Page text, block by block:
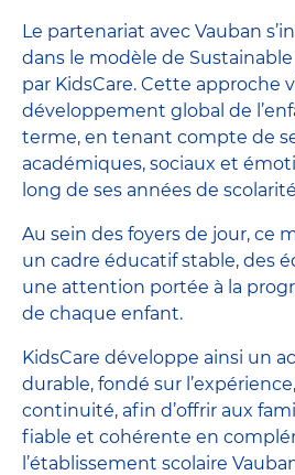
Le partenariat avec Vauban
dans le modèle de
par KidsCare. Cette approche
développement global de
terme, en tenant compte de
académiques, sociaux et
long de ses années de
Au sein des foyers de jour, ce
un cadre éducatif stable, des
une attention portée à la
de chaque enfant.
KidsCare développe ainsi un
durable, fondé sur
continuité, afin d’offrir aux
fiable et cohérente en
l’établissement scolaire